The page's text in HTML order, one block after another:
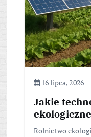
16 lipca, 2026
Jakie
Rolnictwo